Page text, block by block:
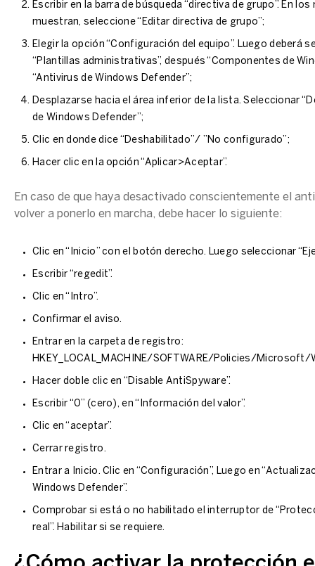
Escribir en la barra de búsqueda “directiva de grupo”. En
muestran, seleccione “Editar directiva de grupo”;
Elegir la opción “Configuración del equipo”. Luego deberá
“Plantillas administrativas”, después “Componentes de
“Antivirus de Windows Defender”;
Desplazarse hacia el área inferior de la lista. Seleccionar
de Windows Defender”;
Clic en donde dice “Deshabilitado”/ ”No configurado”;
Hacer clic en la opción “Aplicar>Aceptar”.
En caso de que haya desactivado conscientemente el
volver a ponerlo en marcha, debe hacer lo siguiente:
Clic en “Inicio” con el botón derecho. Luego seleccionar
Escribir “regedit”.
Clic en “Intro”.
Confirmar el aviso.
Entrar en la carpeta de registro:
HKEY_LOCAL_MACHINE/SOFTWARE/Policies/
Hacer doble clic en “Disable AntiSpyware”.
Escribir “0” (cero), en “Información del valor”.
Clic en “aceptar”.
Cerrar registro.
Entrar a Inicio. Clic en “Configuración”, Luego en
Windows Defender”.
Comprobar si está o no habilitado el interruptor de
real”. Habilitar si se requiere.